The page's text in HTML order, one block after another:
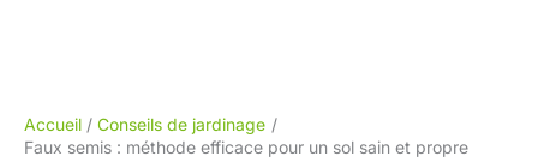
Accueil
Conseils de jardinage
Faux semis : méthode efficace pour un sol sain et propre